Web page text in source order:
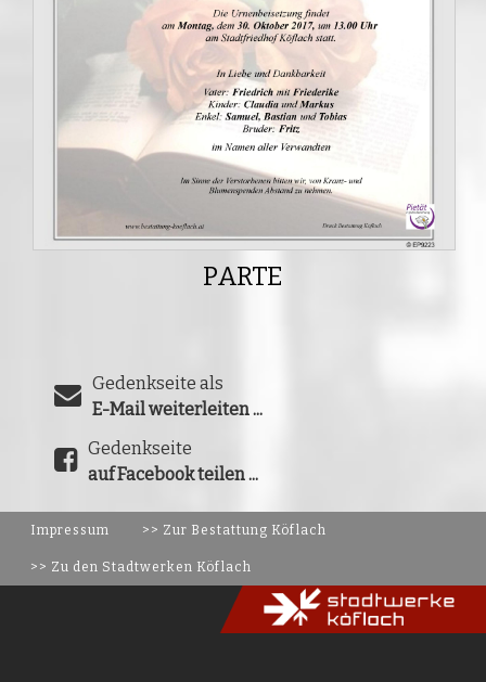
PARTE
Gedenkseite als
E-Mail weiterleiten ...
Gedenkseite
auf Facebook teilen ...
Impressum >> Zur Bestattung Köflach
>> Zu den Stadtwerken Köflach